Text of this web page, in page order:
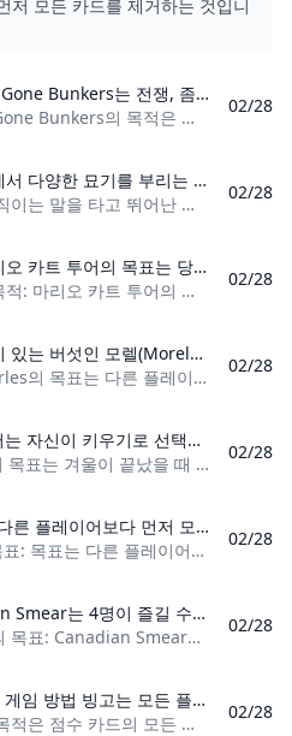
레이어가 가장 많은 점수를 얻
저 모든 카드를 제거하는 것입니
벙커가 사라졌습니다 Gone Bunkers는 전쟁, 좀비, 승리를 사랑하는 사람들에게 완벽한 게임입니다! 좀비, 군대, 핵무기, 지뢰 등을 모아 적과 싸우세요. 각 플레이어의 목표는 살아남아 전쟁 카드를 물리치는 것이지만, 원한다면 옆에 있는 플레이어를 공격할 수도 있습니다!
GONE 벙커의 목적: Gone Bunkers의 목적은 가장 높은 공격 값을 가진 핸드를 구축하는 것입니다. 플레이어 수: 2~6명 재료: 병력 카드 36장, 전쟁 카드 12장,
02/28
승마 높이뛰기 말 위에서 다양한 묘기를 부리는 스포츠가 있다는 것을 알고 계셨나요? 승마 높이뛰기라는 매혹적인 스포츠의 규칙을 알아보세요!
승마 도약의 목적: 움직이는 말을 타고 뛰어난 기술로 다양한 곡예 동작을 수행하여 최고 점수를 획득합니다. 플레이어 수: 말당 1~3명 재료: 유니타드, 높이뛰기 패
02/28
마리오 카트 투어 마리오 카트 투어의 목표는 당연히 경주에서 승리하는 것이지만, 플레이어는 경주 전략에 있어 전략적이어야 합니다. 누구나 자신이 좋아하는 Nintendo 캐릭터로 플레이하면서 개별 파워업을 얻을 수 있습니다.
마리오 카트 투어의 목적: 마리오 카트 투어의 목표는 결승선을 가장 먼저 통과하여 경주에서 승리하는 플레이어가 되는 것입니다. 플레이어 수: 2명 이상 자료: 인터넷
02/28
모렐스 숲은 가장 인기 있는 버섯인 모렐(Morels)을 수집하기에 완벽한 장소입니다. 수많은 맛있는 품종이 수집을 기다리고 있습니다. 바구니를 들고 숲속을 돌아다니며 마음껏 수집하세요. 플레이어는 버섯을 거래하여 수집 영역을 확장할 수도 있고, 요리하여 더 많은 포인트를 획득하여 게임 승리에 더 가까워질 수도 있습니다!
MORELS의 목표: Morles의 목표는 다른 플레이어보다 더 많은 Flavor 포인트를 모아 게임에서 승리하는 것입니다! 플레이어 수: 2명 재료: 개요 카드 6개, 신
02/28
숲 Bosk에서 플레이어는 자신이 키우기로 선택한 나무를 육성하게 됩니다. 플레이어는 단풍나무, 참나무 또는 기타 다양한 나무를 선택할 수 있습니다! 등산객들이 나무를 보는 것을 더 많이 즐길수록 플레이어는 더 많은 포인트를 얻습니다! 플레이어는 봄 내내 나무를 키워 여름에 등산객들이 멍하니 있을 때 나무에 점수를 매깁니다. 가을에는 낙엽이 떨어져 지형을 덮고, 겨울에는 가장 많이 덮은 플레이어가 가장 많은 점수를 얻습니다!
BOSK의 목표: Bosk의 목표는 겨울이 끝났을 때 가장 많은 점수를 획득한 플레이어가 되는 것입니다. 플레이어 수: 2~4명 재료: 공원 보드 1개, 나뭇잎 토큰
02/28
세트 PE 세트 목표는 다른 플레이어보다 먼저 모든 카드를 제거하는 것입니다.
SATTE PE SATTA의 목표: 목표는 다른 플레이어보다 먼저 모든 카드를 제거하는 것입니다. 플레이어 수: 3-8명 카드 수: 표준 52장 카드 덱 관객: 12+ 게임 유형: 러
02/28
캐나다 얼룩 Canadian Smear는 4명이 즐길 수 있는 트릭 테이킹 카드 게임입니다. 목표는 당신의 팀이 상대방보다 먼저 15점을 획득하는 것입니다.
CANADIAN SMEAR의 목표: Canadian Smear의 목표는 15점에 도달하는 것입니다. 플레이어 수: 4명 재료: 표준 52장 카드 데크, 점수를 유지하는 방법 및 평평한 표면.
02/28
빙고 게임 규칙 - 빙고 게임 방법 빙고는 모든 플레이어가 다른 플레이어보다 먼저 자신의 스코어카드에 있는 한 줄의 공간을 채우려고 시도하는 우연의 게임입니다. 사용 중인 스코어카드 유형에 따라 무엇이든 호출하여 이를 수행할 수 있습니다. 플레이어는 숫자, 특성, 답변 또는 사물을 사용할 수 있습니다. 게임이 시작되면 모든 플레이어는 동일한 승리 확률을 갖습니다. 당신에게 유리한 확률인가요?
빙고의 목적: 빙고의 목적은 점수 카드의 모든 지점을 차지하는 최초의 플레이어가 되는 것입니다. 플레이어 수: 3명 이상 재료: 점수 카드 및 게임 칩 게임 유형: 파티 게
02/28